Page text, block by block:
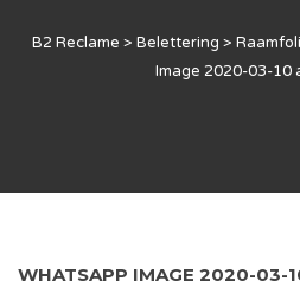
B2 Reclame > Belettering >
Image 2020-03-10
WHATSAPP IMAGE 2020-03-